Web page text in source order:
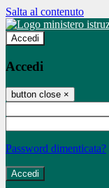
Salta al contenuto
Accedi
Accedi
button close ×
Password dimenticata?